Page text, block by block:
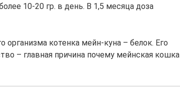
10-20 гр. в день. В 1,5 месяца доза
котенка мейн-куна – белок. Его
– главная причина почему мейнская кошка